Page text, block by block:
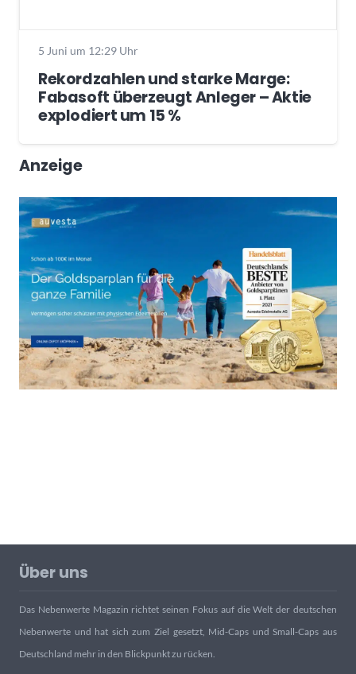
5 Juni um 12:29 Uhr
Rekordzahlen und starke Marge:
Fabasoft überzeugt Anleger – Aktie
explodiert um 15 %
Anzeige
Über uns
Das Nebenwerte Magazin richtet seinen Fokus auf die Welt der deutschen
Nebenwerte und hat sich zum Ziel gesetzt, Mid-Caps und Small-Caps aus
Deutschland mehr in den Blickpunkt zu rücken.